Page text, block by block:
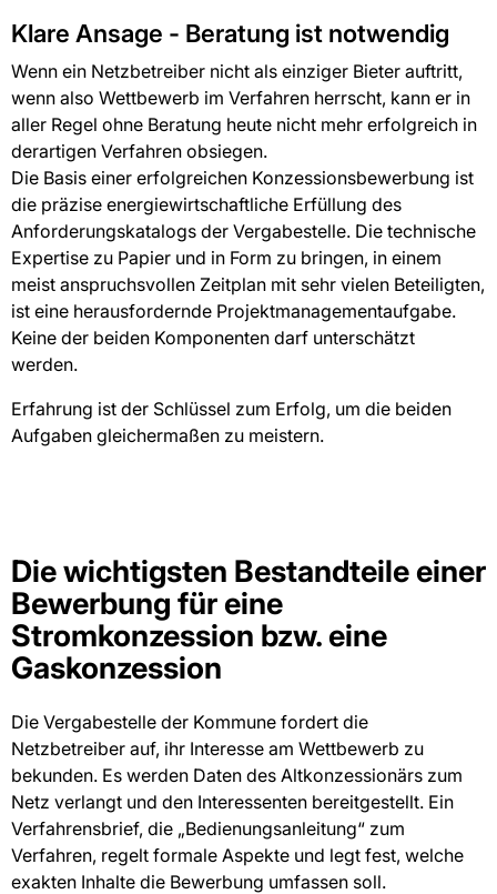
Klare Ansage - Beratung ist notwendig
Wenn ein Netzbetreiber nicht als einziger Bieter auftritt,
wenn also Wettbewerb im Verfahren herrscht, kann er in
aller Regel ohne Beratung heute nicht mehr erfolgreich in
derartigen Verfahren obsiegen.
Die Basis einer erfolgreichen Konzessionsbewerbung ist
die präzise energiewirtschaftliche Erfüllung des
Anforderungskatalogs der Vergabestelle. Die technische
Expertise zu Papier und in Form zu bringen, in einem
meist anspruchsvollen Zeitplan mit sehr vielen Beteiligten,
ist eine herausfordernde Projektmanagementaufgabe.
Keine der beiden Komponenten darf unterschätzt
werden.
Erfahrung ist der Schlüssel zum Erfolg, um die beiden
Aufgaben gleichermaßen zu meistern.
Die wichtigsten Bestandteile einer
Bewerbung für eine
Stromkonzession bzw. eine
Gaskonzession
Die Vergabestelle der Kommune fordert die
Netzbetreiber auf, ihr Interesse am Wettbewerb zu
bekunden. Es werden Daten des Altkonzessionärs zum
Netz verlangt und den Interessenten bereitgestellt. Ein
Verfahrensbrief, die „Bedienungsanleitung“ zum
Verfahren, regelt formale Aspekte und legt fest, welche
exakten Inhalte die Bewerbung umfassen soll.